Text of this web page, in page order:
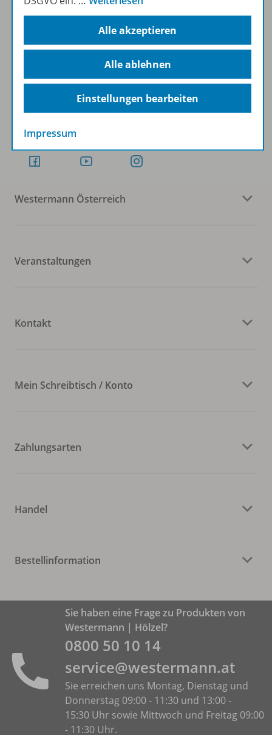
Zum Newsletter anmelden
Folgen Sie uns auf Social Media
Westermann Österreich
Veranstaltungen
Kontakt
Mein Schreibtisch / Konto
Zahlungsarten
Handel
Bestellinformation
Sie haben eine Frage zu Produkten von
Westermann | Hölzel?
0800 50 10 14
service@westermann.at
Sie erreichen uns Montag, Dienstag und
Donnerstag 09:00 - 11:30 und 13:00 -
15:30 Uhr sowie Mittwoch und Freitag 09:00
- 11:30 Uhr.
Alle akzeptieren
Alle ablehnen
Einstellungen bearbeiten
Impressum